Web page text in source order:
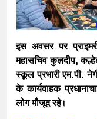
इस अवसर पर
महासचिव कुलदीप,
स्कूल प्रभारी एम.पी.
के कार्यवाहक
लोग मौजूद रहे।